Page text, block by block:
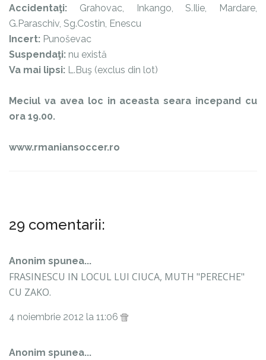
Accidentaţi: Grahovac, Inkango, S.Ilie, Mardare,
G.Paraschiv, Sg.Costin, Enescu
Incert: Punoševac
Suspendaţi: nu există
Va mai lipsi: L.Buş (exclus din lot)
Meciul va avea loc in aceasta seara incepand cu
ora 19.00.
www.rmaniansoccer.ro
29 comentarii:
Anonim spunea...
FRASINESCU IN LOCUL LUI CIUCA, MUTH "PERECHE"
CU ZAKO.
4 noiembrie 2012 la 11:06
Anonim spunea...